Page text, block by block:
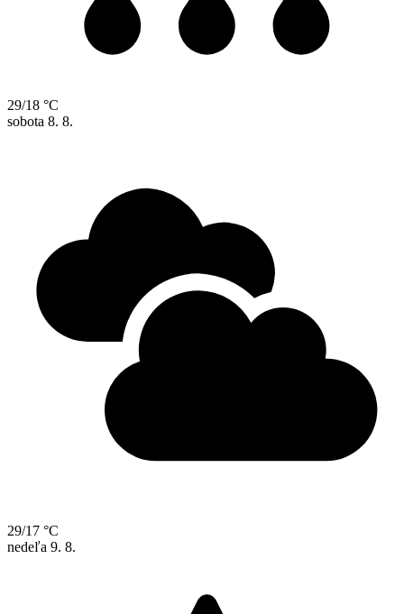
29/18 °C
sobota 8. 8.
29/17 °C
nedeľa 9. 8.